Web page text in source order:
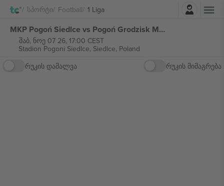
Სპორტი Football 1 Liga
MKP Pogoń Siedlce vs Pogoń Grodzisk Mazowiecki 1 Liga ბილეთი
შაბ, ნოე 07 26, 17:00 CEST
Stadion Pogoni Siedlce, Siedlce, Poland
რუკის დამალვა
რუკის მიმაგრება